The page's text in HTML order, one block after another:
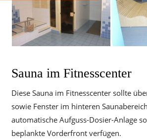
Sauna im Fitnesscenter
Diese Sauna im Fitnesscenter sollte
sowie Fenster im hinteren
automatische Aufguss-Dosier-Anlage
beplankte Vorderfront verfügen.